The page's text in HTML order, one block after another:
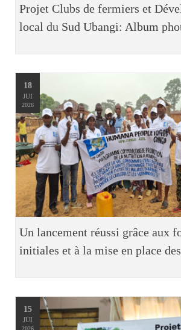
Projet Clubs de fermiers et
local du Sud Ubangi: Album
18
JUI
2026
Un lancement réussi grâce aux
initiales et à la mise en place
15
JUI
2026